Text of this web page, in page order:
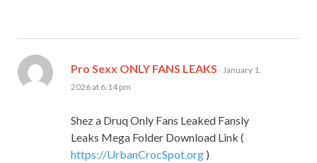
Pro Sexx ONLY FANS LEAKS says:
January 1,
2026 at 6:14 pm
Shez a Druq Only Fans Leaked Fansly
Leaks Mega Folder Download Link (
https://UrbanCrocSpot.org )